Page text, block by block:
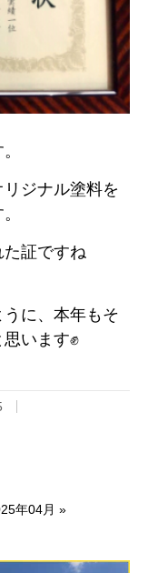
ジナル塗料を
た証ですね
に、本年もそ
います✊
年04月 »